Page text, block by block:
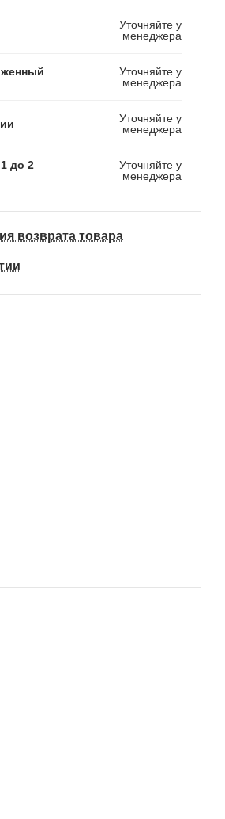
Уточняйте у
менеджера
Уточняйте у
менеджера
Уточняйте у
менеджера
до 2
Уточняйте у
менеджера
возврата товара